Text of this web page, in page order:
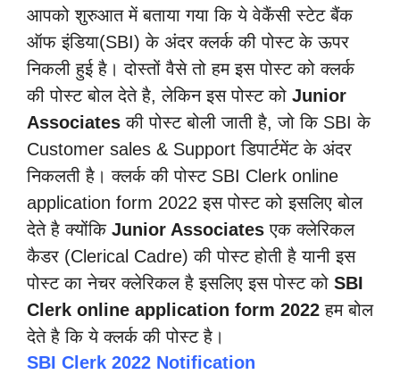
आपको शुरुआत में बताया गया कि ये वेकैंसी स्टेट बैंक
ऑफ इंडिया(SBI) के अंदर क्लर्क की पोस्ट के ऊपर
निकली हुई है। दोस्तों वैसे तो हम इस पोस्ट को क्लर्क
की पोस्ट बोल देते है, लेकिन इस पोस्ट को Junior
Associates की पोस्ट बोली जाती है, जो कि SBI के
Customer sales & Support डिपार्टमेंट के अंदर
निकलती है। क्लर्क की पोस्ट SBI Clerk online
application form 2022 इस पोस्ट को इसलिए बोल
देते है क्योंकि Junior Associates एक क्लेरिकल
कैडर (Clerical Cadre) की पोस्ट होती है यानी इस
पोस्ट का नेचर क्लेरिकल है इसलिए इस पोस्ट को SBI
Clerk online application form 2022 हम बोल
देते है कि ये क्लर्क की पोस्ट है।
SBI Clerk 2022 Notification